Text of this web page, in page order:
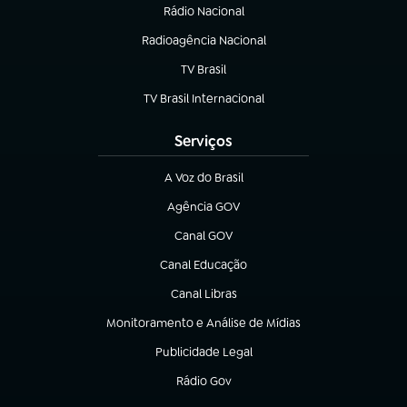
Rádio Nacional
Radioagência Nacional
(abre em nova aba)
TV Brasil
(abre em nova aba)
TV Brasil Internacional
(abre em nova aba)
Serviços
A Voz do Brasil
(abre em nova aba)
Agência GOV
(abre em nova aba)
Canal GOV
(abre em nova aba)
Canal Educação
(abre em nova aba)
Canal Libras
(abre em nova aba)
Monitoramento e Análise de Mídias
(abre em nova aba)
Publicidade Legal
(abre em nova aba)
Rádio Gov
(abre em nova aba)